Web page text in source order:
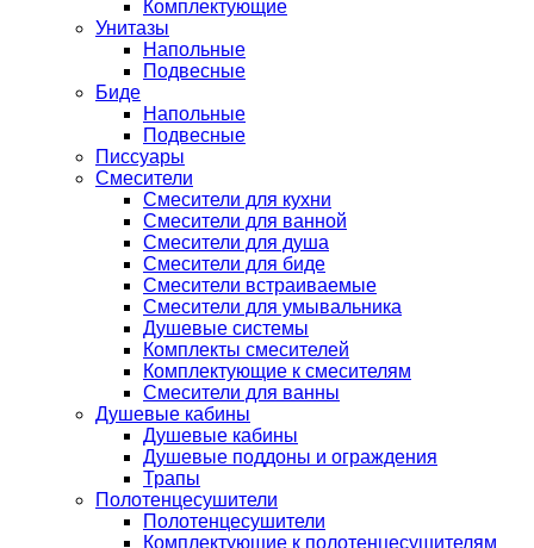
Комплектующие
Унитазы
Напольные
Подвесные
Биде
Напольные
Подвесные
Писсуары
Смесители
Смесители для кухни
Смесители для ванной
Смесители для душа
Смесители для биде
Смесители встраиваемые
Смесители для умывальника
Душевые системы
Комплекты смесителей
Комплектующие к смесителям
Смесители для ванны
Душевые кабины
Душевые кабины
Душевые поддоны и ограждения
Трапы
Полотенцесушители
Полотенцесушители
Комплектующие к полотенцесушителям